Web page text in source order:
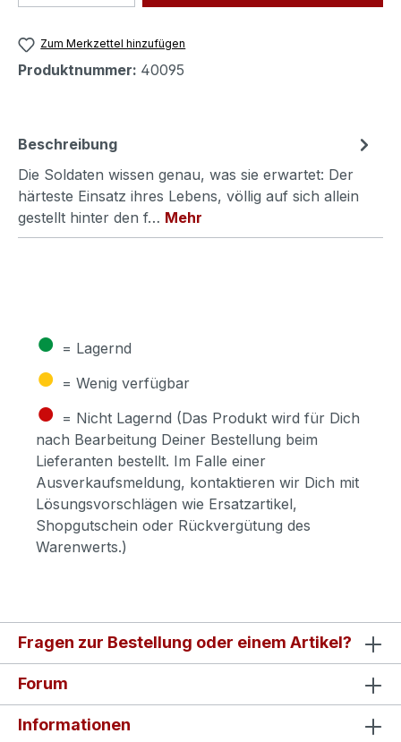
Zum Merkzettel hinzufügen
Produktnummer: 40095
Beschreibung
Die Soldaten wissen genau, was sie erwartet: Der
härteste Einsatz ihres Lebens, völlig auf sich allein
gestellt hinter den f… Mehr
● = Lagernd
● = Wenig verfügbar
● = Nicht Lagernd (Das Produkt wird für Dich
nach Bearbeitung Deiner Bestellung beim
Lieferanten bestellt. Im Falle einer
Ausverkaufsmeldung, kontaktieren wir Dich mit
Lösungsvorschlägen wie Ersatzartikel,
Shopgutschein oder Rückvergütung des
Warenwerts.)
Fragen zur Bestellung oder einem Artikel?
Forum
Informationen